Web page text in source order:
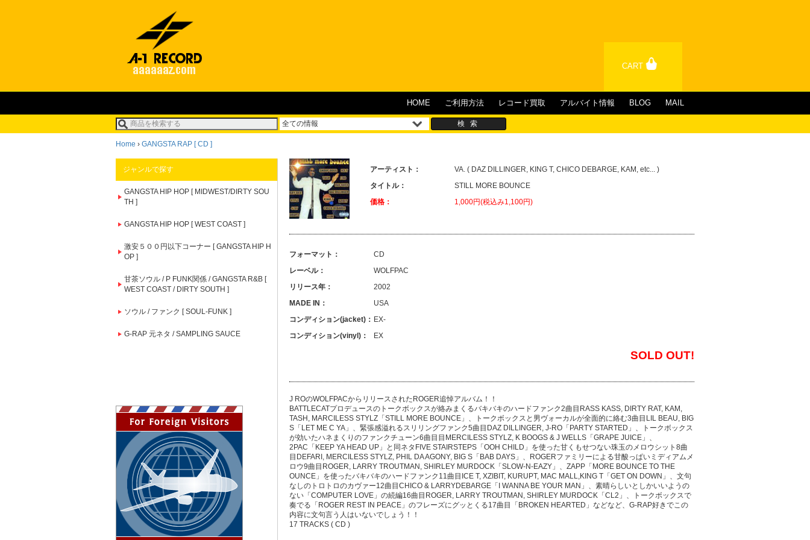
CART
HOME ご利用方法 レコード買取 アルバイト情報 BLOG MAIL
Home › GANGSTA RAP [ CD ]
ジャンルで探す
GANGSTA HIP HOP [ MIDWEST/DIRTY SOU
TH ]
GANGSTA HIP HOP [ WEST COAST ]
激安５００円以下コーナー [ GANGSTA HIP H
OP ]
甘茶ソウル / P FUNK関係 / GANGSTA R&B [
WEST COAST / DIRTY SOUTH ]
ソウル / ファンク [ SOUL-FUNK ]
G-RAP 元ネタ / SAMPLING SAUCE
アーティスト：
VA. ( DAZ DILLINGER, KING T, CHICO DEBARGE, KAM, etc... )
タイトル：
STILL MORE BOUNCE
価格：
1,000円(税込み1,100円)
フォーマット：
CD
レーベル：
WOLFPAC
リリース年：
2002
MADE IN：
USA
コンディション(jacket)： EX-
コンディション(vinyl)：
EX
SOLD OUT!
J ROのWOLFPACからリリースされたROGER追悼アルバム！！
BATTLECATプロデュースのトークボックスが絡みまくるバキバキのハードファンク2曲目RASS KASS, DIRTY RAT, KAM,
TASH, MARCILESS STYLZ「STILL MORE BOUNCE」、トークボックスと男ヴォーカルが全面的に絡む3曲目LIL BEAU, BIG
S「LET ME C YA」、緊張感溢れるスリリングファンク5曲目DAZ DILLINGER, J-RO「PARTY STARTED」、トークボックス
が効いたハネまくりのファンクチューン6曲目目MERCILESS STYLZ, K BOOGS & J WELLS「GRAPE JUICE」、
2PAC「KEEP YA HEAD UP」と同ネタFIVE STAIRSTEPS「OOH CHILD」を使った甘くもせつない珠玉のメロウシット8曲
目DEFARI, MERCILESS STYLZ, PHIL DA AGONY, BIG S「BAB DAYS」、ROGERファミリーによる甘酸っぱいミディアムメ
ロウ9曲目ROGER, LARRY TROUTMAN, SHIRLEY MURDOCK「SLOW-N-EAZY」、ZAPP「MORE BOUNCE TO THE
OUNCE」を使ったバキバキのハードファンク11曲目ICE T, XZIBIT, KURUPT, MAC MALL,KING T「GET ON DOWN」、文句
なしのトロトロのカヴァー12曲目CHICO & LARRYDEBARGE「I WANNA BE YOUR MAN」、素晴らしいとしかいいようの
ない「COMPUTER LOVE」の続編16曲目ROGER, LARRY TROUTMAN, SHIRLEY MURDOCK「CL2」、トークボックスで
奏でる「ROGER REST IN PEACE」のフレーズにグッとくる17曲目「BROKEN HEARTED」などなど、G-RAP好きでこの
内容に文句言う人はいないでしょう！！
17 TRACKS ( CD )